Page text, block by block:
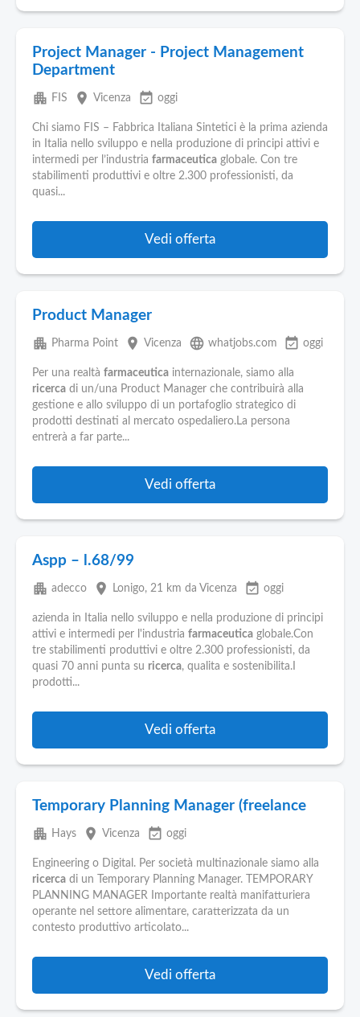
Project Manager - Project Management
Department
apartment FIS place Vicenza event_available oggi
Chi siamo FIS – Fabbrica Italiana Sintetici è la prima azienda
in Italia nello sviluppo e nella produzione di principi attivi e
intermedi per l’industria farmaceutica globale. Con tre
stabilimenti produttivi e oltre 2.300 professionisti, da
quasi...
Vedi offerta
Product Manager
apartment Pharma Point place Vicenza language whatjobs.com event_available oggi
Per una realtà farmaceutica internazionale, siamo alla
ricerca di un/una Product Manager che contribuirà alla
gestione e allo sviluppo di un portafoglio strategico di
prodotti destinati al mercato ospedaliero.La persona
entrerà a far parte...
Vedi offerta
Aspp – l.68/99
apartment adecco place Lonigo, 21 km da Vicenza event_available oggi
azienda in Italia nello sviluppo e nella produzione di principi
attivi e intermedi per l'industria farmaceutica globale.Con
tre stabilimenti produttivi e oltre 2.300 professionisti, da
quasi 70 anni punta su ricerca, qualita e sostenibilita.I
prodotti...
Vedi offerta
Temporary Planning Manager (freelance
apartment Hays place Vicenza event_available oggi
Engineering o Digital. Per società multinazionale siamo alla
ricerca di un Temporary Planning Manager. TEMPORARY
PLANNING MANAGER Importante realtà manifatturiera
operante nel settore alimentare, caratterizzata da un
contesto produttivo articolato...
Vedi offerta